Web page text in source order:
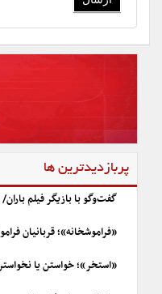
پربازدیدترین ها
گفت‌وگو با بازیگر فیلم
«فراموشخانه»؛ قربانیان
«استخر»؛ خواستن یا